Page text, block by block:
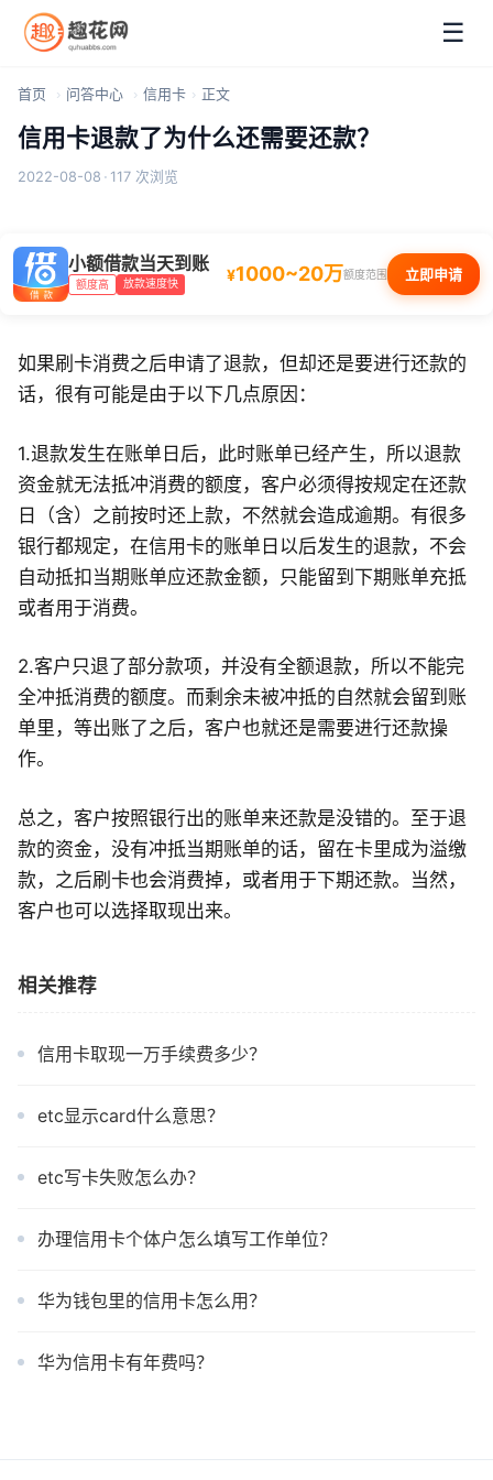
☰
首页 问答中心 信用卡 正文
信用卡退款了为什么还需要还款？
2022-08-08 · 117 次浏览
小额借款当天到账
额度高 放款速度快 ¥1000~20万额度范围 立即申请
如果刷卡消费之后申请了退款，但却还是要进行还款的
话，很有可能是由于以下几点原因：
1.退款发生在账单日后，此时账单已经产生，所以退款
资金就无法抵冲消费的额度，客户必须得按规定在还款
日（含）之前按时还上款，不然就会造成逾期。有很多
银行都规定，在信用卡的账单日以后发生的退款，不会
自动抵扣当期账单应还款金额，只能留到下期账单充抵
或者用于消费。
2.客户只退了部分款项，并没有全额退款，所以不能完
全冲抵消费的额度。而剩余未被冲抵的自然就会留到账
单里，等出账了之后，客户也就还是需要进行还款操
作。
总之，客户按照银行出的账单来还款是没错的。至于退
款的资金，没有冲抵当期账单的话，留在卡里成为溢缴
款，之后刷卡也会消费掉，或者用于下期还款。当然，
客户也可以选择取现出来。
相关推荐
信用卡取现一万手续费多少？
etc显示card什么意思？
etc写卡失败怎么办？
办理信用卡个体户怎么填写工作单位？
华为钱包里的信用卡怎么用？
华为信用卡有年费吗？